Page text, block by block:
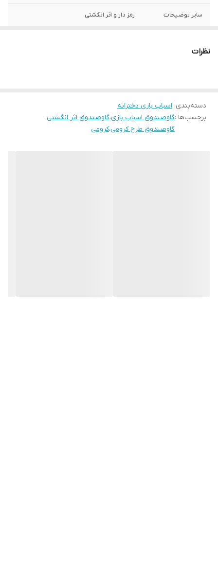
سایر توضیحات رمز دار و اثر انگشتی
نظرات
دسته‌بندی: اسباب بازی دخترانه
برچسب‌ها :گاوصندوق اسباب بازی،گاوصندوق اثر انگشتی،
گاوصندوق طرح کرومی،کرومی